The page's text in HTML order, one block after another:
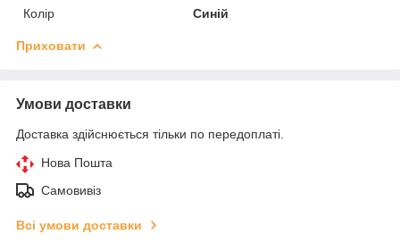
Колір Синій
Приховати
Умови доставки
Доставка здійснюється тільки по передоплаті.
Нова Пошта
Самовивіз
Всі умови доставки